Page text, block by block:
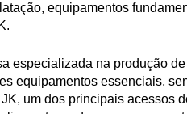
equipamentos
especializada na produção
equipamentos essenciais,
um dos principais acessos